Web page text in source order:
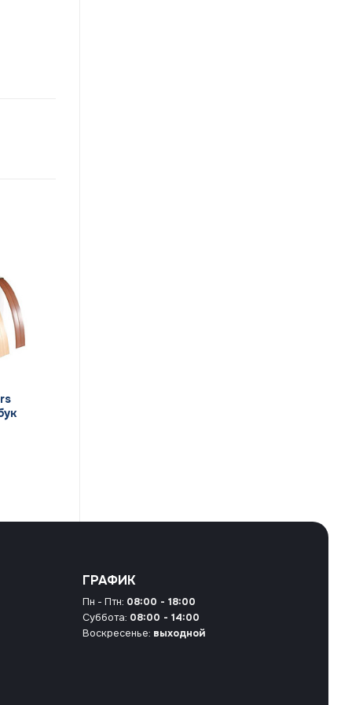
ГРАФИК
Пн - Птн: 08:00 - 18:00
Суббота: 08:00 - 14:00
Воскресенье: выходной